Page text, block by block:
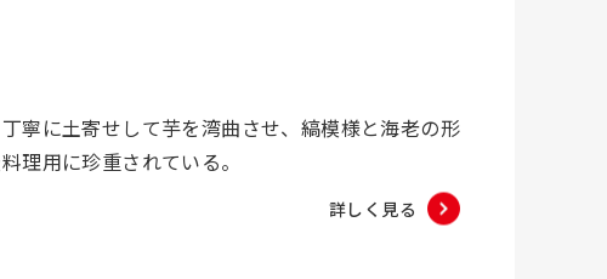
寧に土寄せして芋を湾曲させ、縞模様と海老の形
理用に珍重されている。
詳しく見る